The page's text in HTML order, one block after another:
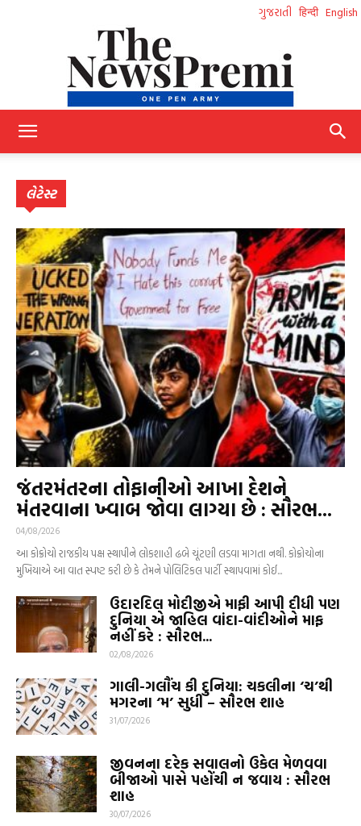
ગુજરાતી हिन्दी English
લેટેસ્ટ
જંતરમંતરના તોફાનીઓ આખા દેશને
મંતરવાના ખ્વાબ જોવા લાગ્યા છે : સૌરભ...
04/08/2026
આ કોક્રોચો રાજકીય પક્ષ સ્થાપીને લોકશાહી ઢબે ચૂંટણી લડવા માગતા નથી. કોક્રોચોના
મુખિયાએ આ વાત સ્પષ્ટ કરી છે કે તેમને પોલિટિકલ પાર્ટી સ્થાપવામાં કોઈ...
ઉદારદિલ મોદીજીએ માફી આપી દીધી પણ
દુનિયા એ જાહિલ વાંદા-વાંદીઓને માફ
નહીં કરે : સૌરભ...
02/08/2026
ગાલી-ગલૌંચ કી દુનિયા: ચકલીના ‘ચ’થી
મગરના ‘મ’ સુધી – સૌરભ શાહ
31/07/2026
જીવનના દરેક સવાલનો ઉકેલ મેળવવા
બીજાઓ પાસે પહોંચી ન જવાય : સૌરભ
શાહ
30/07/2026